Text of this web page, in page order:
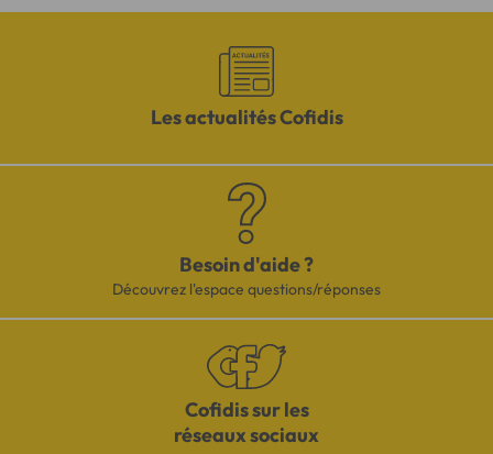
Les actualités Cofidis
Besoin d'aide ?
Découvrez l'espace questions/réponses
Cofidis sur les
réseaux sociaux